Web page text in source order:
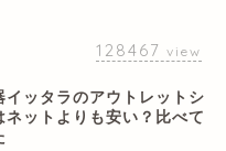
128467 view
イッタラのアウトレットシ
ネットよりも安い？比べて